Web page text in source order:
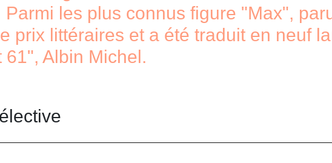
Parmi les plus connus figure "Max",
prix littéraires et a été traduit en neuf
61", Albin Michel.